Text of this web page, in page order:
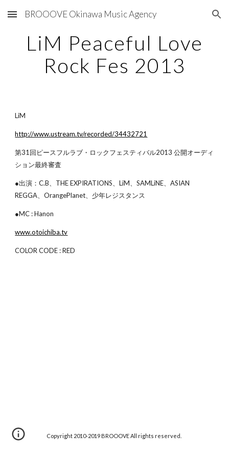
Skip to main content Skip to navigation
BROOOVE Okinawa Music Agency
LiM Peaceful Love
Rock Fes 2013
LiM
http://www.ustream.tv/recorded/34432721
第31回ピースフルラブ・ロックフェスティバル2013 公開オーディ
ション最終審査
●出演：C.B、THE EXPIRATIONS、LiM、SAMLiNE、ASIAN
REGGA、OrangePlanet、少年レジスタンス
●MC : Hanon
www.otoichiba.tv
COLOR CODE : RED
Copyright 2010-2019 BROOOVE All rights reserved.